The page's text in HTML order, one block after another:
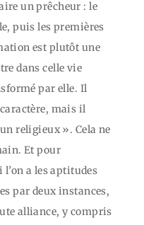
un prêcheur : le
puis les premières
est plutôt une
dans celle vie
par elle. Il
mais il
religieux ». Cela ne
Et pour
a les aptitudes
par deux instances,
alliance, y compris